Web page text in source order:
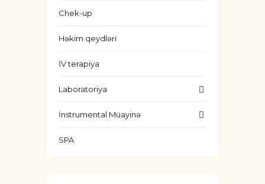
Chek-up
Həkim qeydləri
İV terapiya
Laboratoriya
İnstrumental Müayinə
SPA